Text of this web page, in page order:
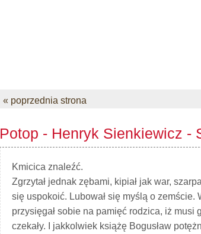
« poprzednia strona
Potop - Henryk Sienkiewicz -
Kmicica znaleźć.
Zgrzytał jednak zębami, kipiał jak war,
się uspokoić. Lubował się myślą o zemście.
przysięgał sobie na pamięć rodzica, iż musi
czekały. I jakkolwiek książę Bogusław